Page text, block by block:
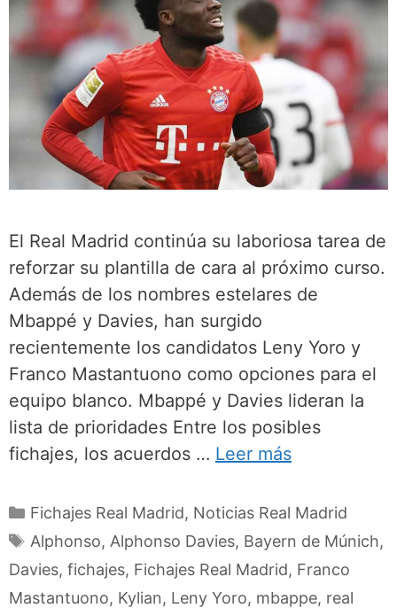
El Real Madrid continúa su laboriosa tarea de
reforzar su plantilla de cara al próximo curso.
Además de los nombres estelares de
Mbappé y Davies, han surgido
recientemente los candidatos Leny Yoro y
Franco Mastantuono como opciones para el
equipo blanco. Mbappé y Davies lideran la
lista de prioridades Entre los posibles
fichajes, los acuerdos … Leer más
Categorías
Fichajes Real Madrid, Noticias Real Madrid
Etiquetas
Alphonso, Alphonso Davies, Bayern de Múnich,
Davies, fichajes, Fichajes Real Madrid, Franco
Mastantuono, Kylian, Leny Yoro, mbappe, real